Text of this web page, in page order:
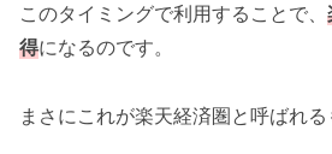
このタイミングで利用することで、
得になるのです。
まさにこれが楽天経済圏と呼ばれる